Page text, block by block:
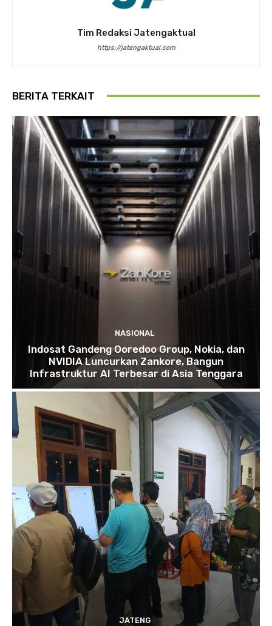
Tim Redaksi Jatengaktual
https://jatengaktual.com
BERITA TERKAIT
NASIONAL
Indosat Gandeng Ooredoo Group, Nokia, dan
NVIDIA Luncurkan Zankore, Bangun
Infrastruktur AI Terbesar di Asia Tenggara
JATENG